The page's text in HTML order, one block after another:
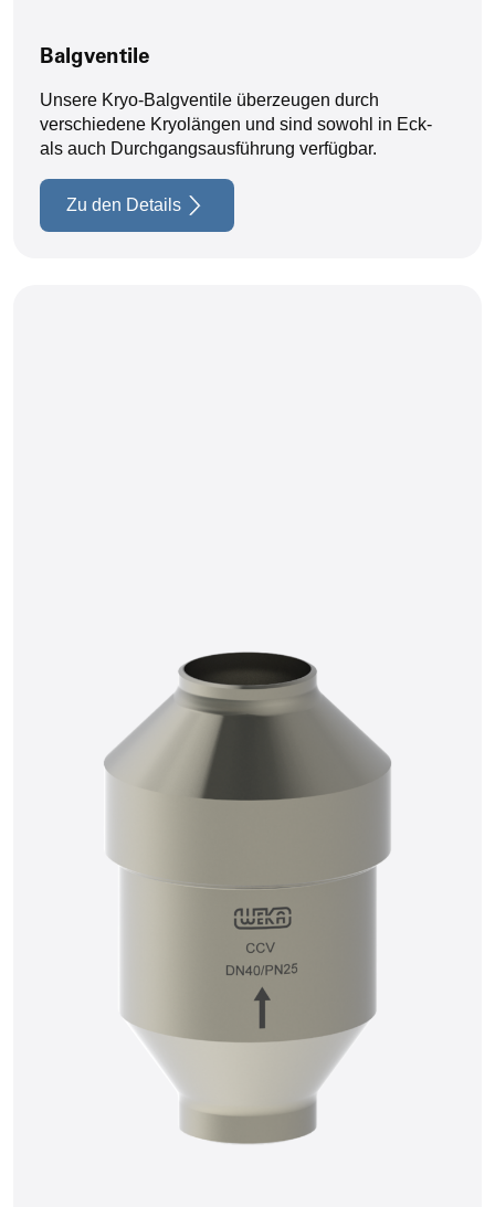
Balgventile
Unsere Kryo-Balgventile überzeugen durch
verschiedene Kryolängen und sind sowohl in Eck-
als auch Durchgangsausführung verfügbar.
Zu den Details